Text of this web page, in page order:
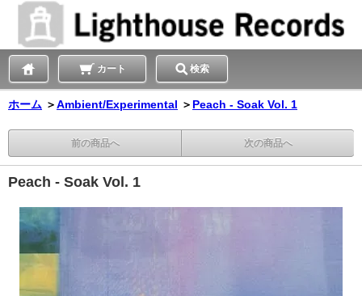
カート 検索
ホーム ＞Ambient/Experimental ＞ Peach - Soak Vol. 1
前の商品へ 次の商品へ
Peach - Soak Vol. 1